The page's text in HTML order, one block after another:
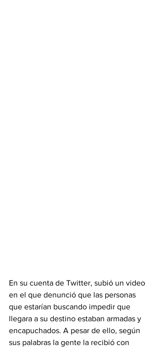
En su cuenta de Twitter, subió un video
en el que denunció que las personas
que estarían buscando impedir que
llegara a su destino estaban armadas y
encapuchados. A pesar de ello, según
sus palabras la gente la recibió con